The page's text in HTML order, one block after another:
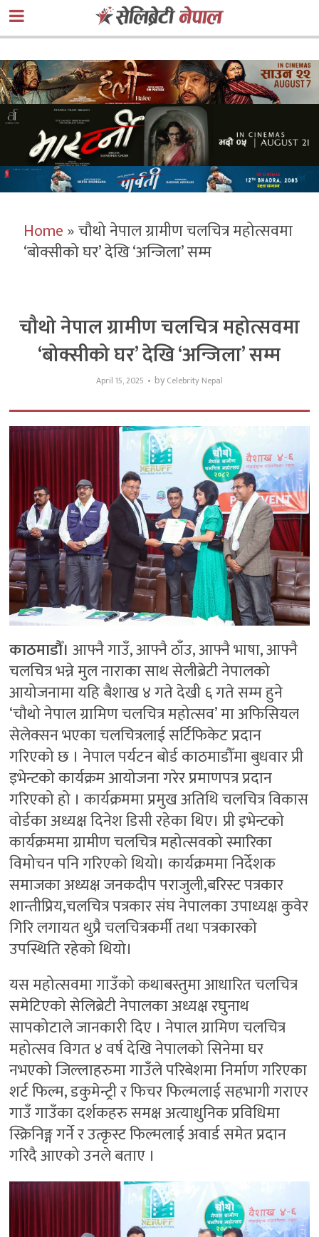
Home»चौथो नेपाल ग्रामीण चलचित्र महोत्सवमा
‘बोक्सीको घर’ देखि ‘अन्जिला’ सम्म
चौथो नेपाल ग्रामीण चलचित्र महोत्सवमा
‘बोक्सीको घर’ देखि ‘अन्जिला’ सम्म
April 15, 2025 by Celebrity Nepal
काठमाडौँ। आफ्नै गाउँ, आफ्नै ठाँउ, आफ्नै भाषा, आफ्नै
चलचित्र भन्ने मुल नाराका साथ सेलीब्रेटी नेपालको
आयोजनामा यहि बैशाख ४ गते देखी ६ गते सम्म हुने
‘चौथो नेपाल ग्रामिण चलचित्र महोत्सव’ मा अफिसियल
सेलेक्सन भएका चलचित्रलाई सर्टिफिकेट प्रदान
गरिएको छ । नेपाल पर्यटन बोर्ड काठमाडौँमा बुधवार प्री
इभेन्टको कार्यक्रम आयोजना गरेर प्रमाणपत्र प्रदान
गरिएको हो । कार्यक्रममा प्रमुख अतिथि चलचित्र विकास
वोर्डका अध्यक्ष दिनेश डिसी रहेका थिए। प्री इभेन्टको
कार्यक्रममा ग्रामीण चलचित्र महोत्सवको स्मारिका
विमोचन पनि गरिएको थियो। कार्यक्रममा निर्देशक
समाजका अध्यक्ष जनकदीप पराजुली,बरिस्ट पत्रकार
शान्तीप्रिय,चलचित्र पत्रकार संघ नेपालका उपाध्यक्ष कुवेर
गिरि लगायत थुप्रै चलचित्रकर्मी तथा पत्रकारको
उपस्थिति रहेको थियो।
यस महोत्सवमा गाउँको कथाबस्तुमा आधारित चलचित्र
समेटिएको सेलिब्रेटी नेपालका अध्यक्ष रघुनाथ
सापकोटाले जानकारी दिए । नेपाल ग्रामिण चलचित्र
महोत्सव विगत ४ वर्ष देखि नेपालको सिनेमा घर
नभएको जिल्लाहरुमा गाउँले परिबेशमा निर्माण गरिएका
शर्ट फिल्म, डकुमेन्ट्री र फिचर फिल्मलाई सहभागी गराएर
गाउँ गाउँका दर्शकहरु समक्ष अत्याधुनिक प्रविधिमा
स्क्रिनिङ्ग गर्ने र उत्कृस्ट फिल्मलाई अवार्ड समेत प्रदान
गरिदै आएको उनले बताए ।